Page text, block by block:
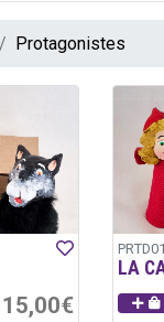
Protagonistes
15,00€
PRTD01
LA